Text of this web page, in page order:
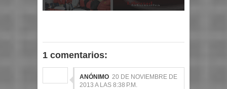
1 comentarios:
ANÓNIMO 20 DE NOVIEMBRE DE
2013 A LAS 8:38 P.M.